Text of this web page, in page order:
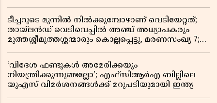
ടീച്ചറുടെ മുന്നിൽ നിൽക്കുമ്പോഴാണ് വെടിയേറ്റത്;
തായ്‌ലൻഡ് വെടിവെപ്പിൽ അഞ്ച് അധ്യാപകരും
മുത്തശ്ശീമുത്തശ്ശന്മാരും കൊല്ലപ്പെട്ടു, മരണസംഖ്യ 7;
‘വിദേശ ഫണ്ടുകൾ അമേരിക്കയും
നിയന്ത്രിക്കുന്നുണ്ടല്ലോ’; എഫ്സിആർഎ ബില്ലിലെ
യുഎസ് വിമർശനങ്ങൾക്ക് മറുപടിയുമായി ഇന്ത്യ